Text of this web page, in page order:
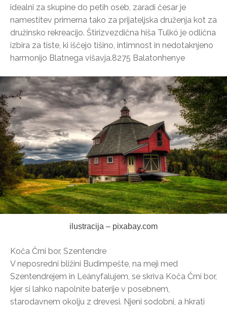
idealni za skupine do petih oseb, zaradi česar je
namestitev primerna tako za prijateljska druženja kot za
družinsko rekreacijo. Štirizvezdična hiša Tulkó je odlična
izbira za tiste, ki iščejo tišino, intimnost in nedotaknjeno
harmonijo Blatnega višavja.8275 Balatonhenye
ilustracija – pixabay.com
Koča Črni bor, Szentendre
V neposredni bližini Budimpešte, na meji med
Szentendrejem in Leányfalujem, se skriva Koča Črni bor,
kjer si lahko napolnite baterije v posebnem,
starodavnem okolju z drevesi. Njeni sodobni, a hkrati